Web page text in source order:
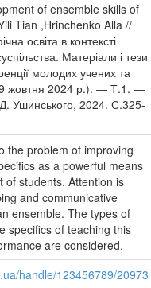
of ensemble skills of
Tian ,Hrinchenko Alla //
освіта в контексті
Матеріали і тези
молодих учених та
жовтня 2024 р.). ― Т.1. ―
Ушинського, 2024. С.325-
the problem of improving
as a powerful means
of students. Attention is
and communicative
ensemble. The types of
specifics of teaching this
are considered.
handle/123456789/20973